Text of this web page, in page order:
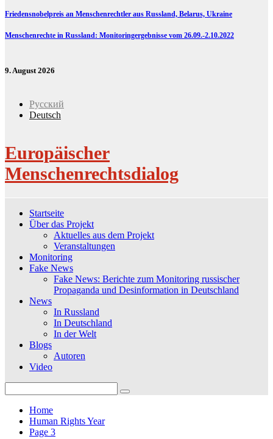
Friedensnobelpreis an Menschenrechtler aus Russland, Belarus, Ukraine
Menschenrechte in Russland: Monitoringergebnisse vom 26.09.-2.10.2022
9. August 2026
Русский
Deutsch
Europäischer
Menschenrechtsdialog
Startseite
Über das Projekt
Aktuelles aus dem Projekt
Veranstaltungen
Monitoring
Fake News
Fake News: Berichte zum Monitoring russischer
Propaganda und Desinformation in Deutschland
News
In Russland
In Deutschland
In der Welt
Blogs
Autoren
Video
for:
Home
Human Rights Year
Page 3